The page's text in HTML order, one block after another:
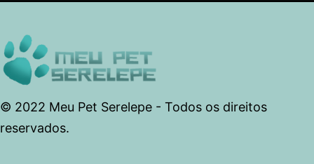
© 2022 Meu Pet Serelepe - Todos os direitos
reservados.